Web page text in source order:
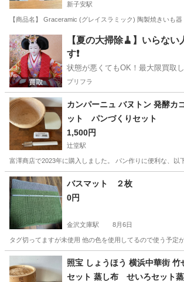
新子安駅
【商品名】 Graceramic (グレイスラミック) 陶製焼きいも
神奈川 新子安駅 調理器具 天然
【夏の大掃除🧹】いらない
す❗️
状態が悪くてもOK！最大限買取
プリフラ
カンパーニュ バヌトン 発酵カ
ット パンづくりセット
1,500円
辻堂駅
富澤商店で2023年に購入しました。 パン作りに便利な、
神奈川 藤沢市 調理器具
バスマット ２枚
0円
金沢文庫駅 8月6日
タグ切ってますが未使用 他の色を使用してるので使う予定
神奈川 横浜市 金沢文庫駅 家庭用品
照宝 しょうほう 横浜中華街 竹
セット 蒸し布 せいろセット